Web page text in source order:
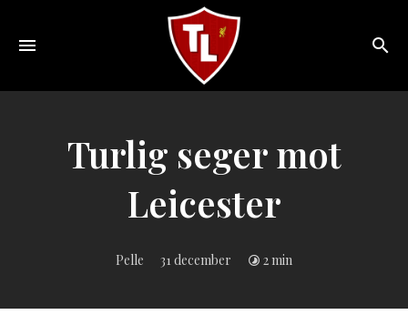
Sveriges
online
magazine!
Turlig seger mot
Leicester
Pelle 31 december 2 min